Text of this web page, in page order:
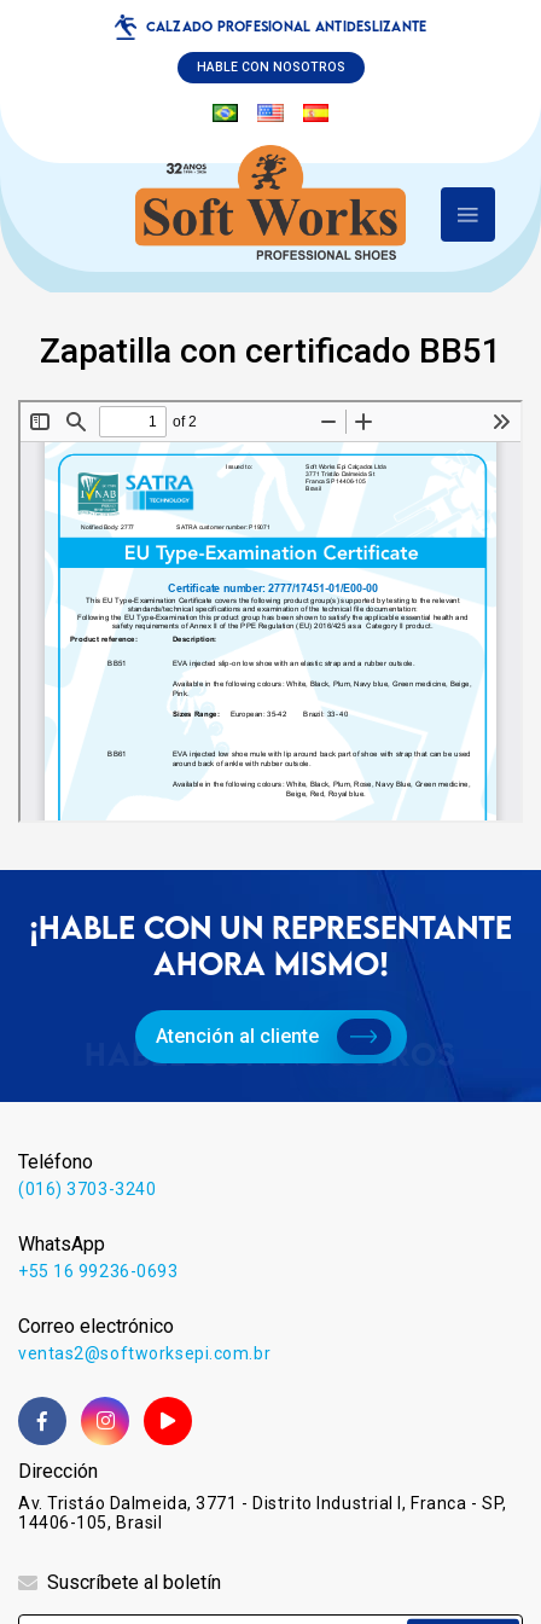
CALZADO PROFESIONAL ANTIDESLIZANTE
HABLE CON NOSOTROS
Zapatilla con certificado BB51
¡HABLE CON UN REPRESENTANTE
AHORA MISMO!
Atención al cliente
Teléfono
(016) 3703-3240
WhatsApp
+55 16 99236-0693
Correo electrónico
ventas2@softworksepi.com.br
Dirección
Av. Tristáo Dalmeida, 3771 - Distrito Industrial I, Franca - SP,
14406-105, Brasil
Suscríbete al boletín